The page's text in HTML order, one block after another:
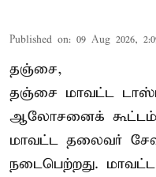
Published on: 09 Aug 2026,
தஞ்சை,
தஞ்சை மாவட்ட
ஆலோசனைக் கூட்டம்
மாவட்ட தலைவர்
நடைபெற்றது.